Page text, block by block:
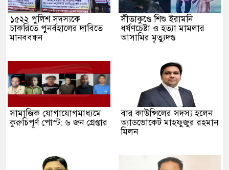
১৫২২ পুলিশ সদস্যকে
চাকরিতে পুনর্বহালের দাবিতে
মানববন্ধন
সীতাকুণ্ডে শিশু ইরামনি
ধর্ষণচেষ্টা ও হত্যা মামলার
আসামির মৃত্যুদণ্ড
সামাজিক যোগাযোগমাধ্যমে
কুরুচিপূর্ণ পোস্ট: ৬ জন গ্রেপ্তার
বার কাউন্সিলের সদস্য হলেন
অ্যাডভোকেট মাহফুজুর রহমান
মিলন